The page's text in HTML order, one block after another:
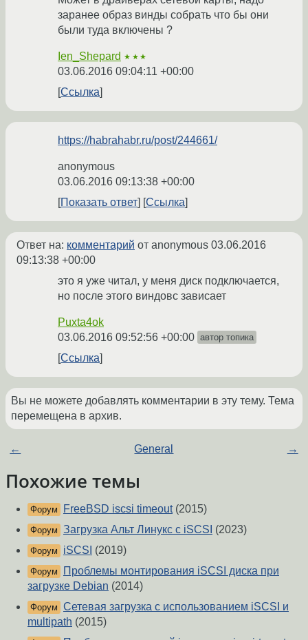
заранее образ винды собрать что бы они
были туда включены ?
Ien_Shepard ★★★
03.06.2016 09:04:11 +00:00
Ссылка
https://habrahabr.ru/post/244661/
anonymous
03.06.2016 09:13:38 +00:00
Показать ответ
Ссылка
Ответ на: комментарий от anonymous 03.06.2016
09:13:38 +00:00
это я уже читал, у меня диск подключается,
но после этого виндовс зависает
Puxta4ok
03.06.2016 09:52:56 +00:00 автор топика
Ссылка
Вы не можете добавлять комментарии в эту тему. Тема
перемещена в архив.
← General →
Похожие темы
Форум FreeBSD iscsi timeout(2015)
Форум Загрузка Альт Линукс с iSCSI (2023)
Форум iSCSI (2019)
Форум
Проблемы монтирования iSCSI диска при
загрузке Debian (2014)
Форум Сетевая загрузка с использованием iSCSI и
multipath (2015)